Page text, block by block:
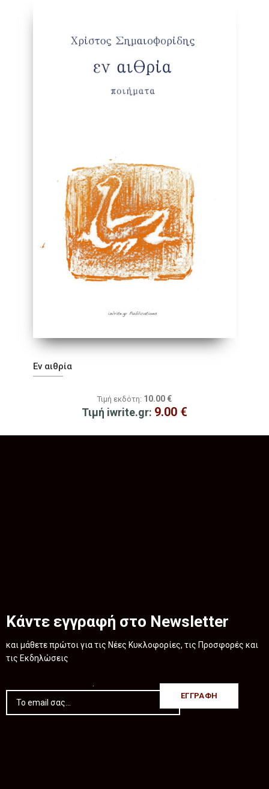
Εν αιθρία
Τιμή εκδότη: 10.00 €
Τιμή iwrite.gr: 9.00 €
Κάντε εγγραφή στο Newsletter
και μάθετε πρώτοι για τις Νέες Κυκλοφορίες, τις Προσφορές και
τις Εκδηλώσεις